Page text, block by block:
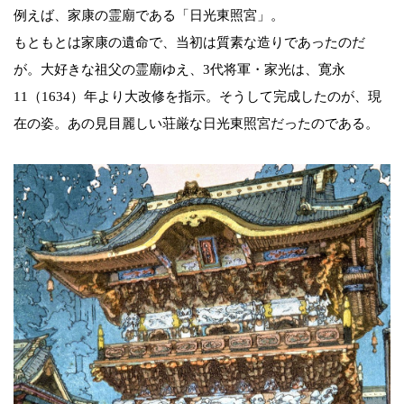
例えば、家康の霊廟である「日光東照宮」。
もともとは家康の遺命で、当初は質素な造りであったのだ
が。大好きな祖父の霊廟ゆえ、3代将軍・家光は、寛永
11（1634）年より大改修を指示。そうして完成したのが、現
在の姿。あの見目麗しい荘厳な日光東照宮だったのである。